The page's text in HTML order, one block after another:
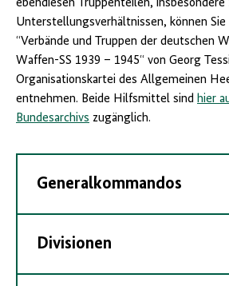
ebendiesen Truppenteilen, insbesondere
Unterstellungsverhältnissen, können
“Verbände und Truppen der deutschen
Waffen-SS 1939 – 1945“ von Georg
Organisationskartei des Allgemeinen
entnehmen. Beide Hilfsmittel sind hier
Bundesarchivs zugänglich.
Generalkommandos
Divisionen